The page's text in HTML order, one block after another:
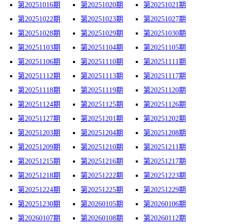
第20251016期
第20251020期
第20251021期
第20251022期
第20251023期
第20251027期
第20251028期
第20251029期
第20251030期
第20251103期
第20251104期
第20251105期
第20251106期
第20251110期
第20251111期
第20251112期
第20251113期
第20251117期
第20251118期
第20251119期
第20251120期
第20251124期
第20251125期
第20251126期
第20251127期
第20251201期
第20251202期
第20251203期
第20251204期
第20251208期
第20251209期
第20251210期
第20251211期
第20251215期
第20251216期
第20251217期
第20251218期
第20251222期
第20251223期
第20251224期
第20251225期
第20251229期
第20251230期
第20260105期
第20260106期
第20260107期
第20260108期
第20260112期